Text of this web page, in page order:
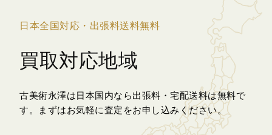
日本全国対応・出張料送料無料
買取対応地域
古美術永澤は日本国内なら出張料・宅配送料は無料で
す。
まずはお気軽に査定をお申し込みください。